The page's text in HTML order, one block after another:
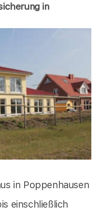
in
in Poppenhausen
einschließlich